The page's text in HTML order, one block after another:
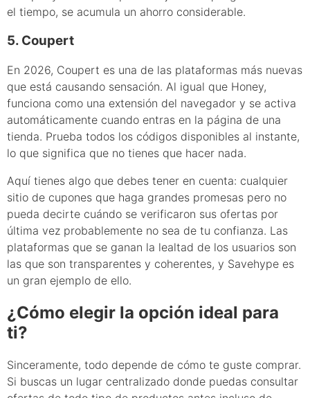
el tiempo, se acumula un ahorro considerable.
5. Coupert
En 2026, Coupert es una de las plataformas más nuevas
que está causando sensación. Al igual que Honey,
funciona como una extensión del navegador y se activa
automáticamente cuando entras en la página de una
tienda. Prueba todos los códigos disponibles al instante,
lo que significa que no tienes que hacer nada.
Aquí tienes algo que debes tener en cuenta: cualquier
sitio de cupones que haga grandes promesas pero no
pueda decirte cuándo se verificaron sus ofertas por
última vez probablemente no sea de tu confianza. Las
plataformas que se ganan la lealtad de los usuarios son
las que son transparentes y coherentes, y Savehype es
un gran ejemplo de ello.
¿Cómo elegir la opción ideal para
ti?
Sinceramente, todo depende de cómo te guste comprar.
Si buscas un lugar centralizado donde puedas consultar